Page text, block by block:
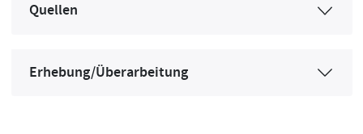
Quellen
Erhebung/Überarbeitung